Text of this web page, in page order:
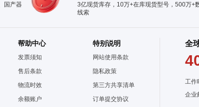
国产器
3亿现货库存，10万+在库现货型号，500万+
线索
帮助中心
发票须知
售后条款
物流时效
余额账户
特别说明
网站使用条款
隐私政策
第三方共享清单
订单提交协议
全
工作
企业